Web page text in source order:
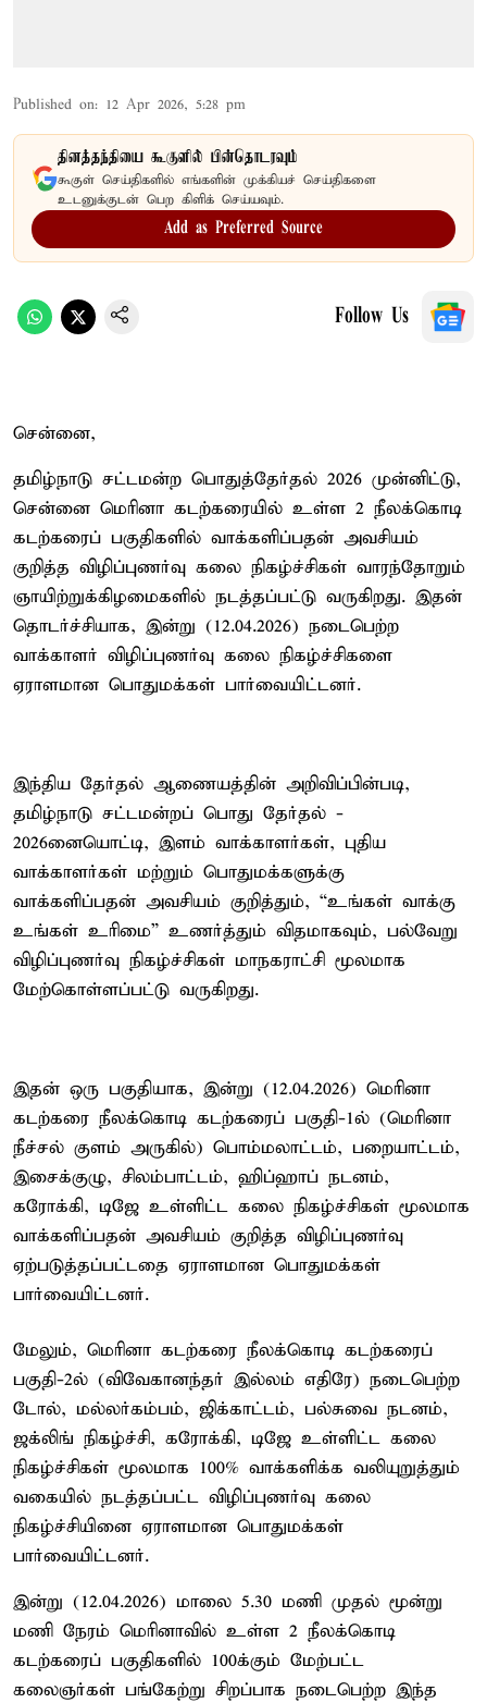
Published on: 12 Apr 2026, 5:28 pm
தினத்தந்தியை கூகுளில் பின்தொடரவும்
கூகுள் செய்திகளில் எங்களின் முக்கியச் செய்திகளை
உடனுக்குடன் பெற கிளிக் செய்யவும்.
Add as Preferred Source
Follow Us
சென்னை,
தமிழ்நாடு சட்டமன்ற பொதுத்தேர்தல் 2026 முன்னிட்டு,
சென்னை மெரினா கடற்கரையில் உள்ள 2 நீலக்கொடி
கடற்கரைப் பகுதிகளில் வாக்களிப்பதன் அவசியம்
குறித்த விழிப்புணர்வு கலை நிகழ்ச்சிகள் வாரந்தோறும்
ஞாயிற்றுக்கிழமைகளில் நடத்தப்பட்டு வருகிறது. இதன்
தொடர்ச்சியாக, இன்று (12.04.2026) நடைபெற்ற
வாக்காளர் விழிப்புணர்வு கலை நிகழ்ச்சிகளை
ஏராளமான பொதுமக்கள் பார்வையிட்டனர்.
இந்திய தேர்தல் ஆணையத்தின் அறிவிப்பின்படி,
தமிழ்நாடு சட்டமன்றப் பொது தேர்தல் -
2026னையொட்டி, இளம் வாக்காளர்கள், புதிய
வாக்காளர்கள் மற்றும் பொதுமக்களுக்கு
வாக்களிப்பதன் அவசியம் குறித்தும், “உங்கள் வாக்கு
உங்கள் உரிமை” உணர்த்தும் விதமாகவும், பல்வேறு
விழிப்புணர்வு நிகழ்ச்சிகள் மாநகராட்சி மூலமாக
மேற்கொள்ளப்பட்டு வருகிறது.
இதன் ஒரு பகுதியாக, இன்று (12.04.2026) மெரினா
கடற்கரை நீலக்கொடி கடற்கரைப் பகுதி-1ல் (மெரினா
நீச்சல் குளம் அருகில்) பொம்மலாட்டம், பறையாட்டம்,
இசைக்குழு, சிலம்பாட்டம், ஹிப்ஹாப் நடனம்,
கரோக்கி, டிஜே உள்ளிட்ட கலை நிகழ்ச்சிகள் மூலமாக
வாக்களிப்பதன் அவசியம் குறித்த விழிப்புணர்வு
ஏற்படுத்தப்பட்டதை ஏராளமான பொதுமக்கள்
பார்வையிட்டனர்.
மேலும், மெரினா கடற்கரை நீலக்கொடி கடற்கரைப்
பகுதி-2ல் (விவேகானந்தர் இல்லம் எதிரே) நடைபெற்ற
டோல், மல்லர்கம்பம், ஜிக்காட்டம், பல்சுவை நடனம்,
ஜக்லிங் நிகழ்ச்சி, கரோக்கி, டிஜே உள்ளிட்ட கலை
நிகழ்ச்சிகள் மூலமாக 100% வாக்களிக்க வலியுறுத்தும்
வகையில் நடத்தப்பட்ட விழிப்புணர்வு கலை
நிகழ்ச்சியினை ஏராளமான பொதுமக்கள்
பார்வையிட்டனர்.
இன்று (12.04.2026) மாலை 5.30 மணி முதல் மூன்று
மணி நேரம் மெரினாவில் உள்ள 2 நீலக்கொடி
கடற்கரைப் பகுதிகளில் 100க்கும் மேற்பட்ட
கலைஞர்கள் பங்கேற்று சிறப்பாக நடைபெற்ற இந்த